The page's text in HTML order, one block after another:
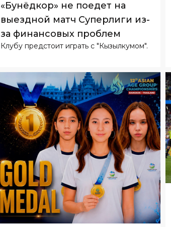
Клубу предстоит играть с "Кызылкумом".
СПОРТ 24 2026 08
Синхронистки Узбекистана
выиграли золото чемпионата